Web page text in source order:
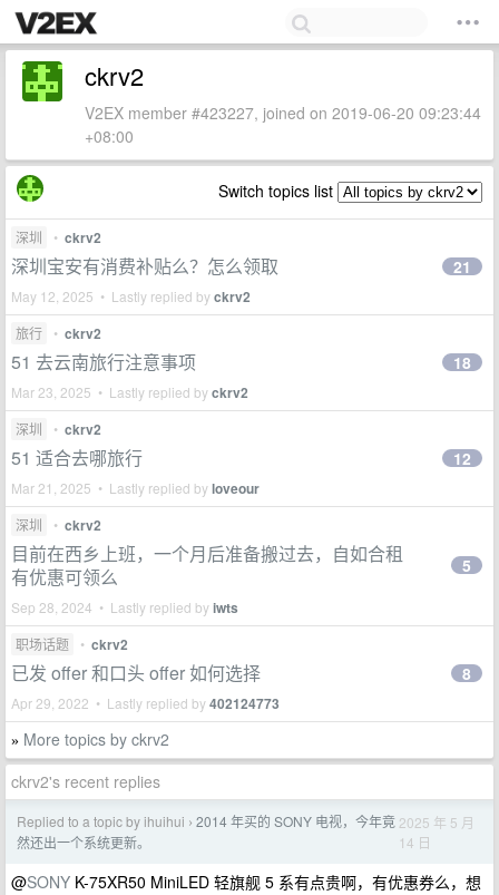
ckrv2
V2EX member #423227, joined on 2019-06-20 09:23:44
+08:00
Switch topics list
深圳 • ckrv2
深圳宝安有消费补贴么？怎么领取
May 12, 2025 • Lastly replied byckrv2
21
旅行 • ckrv2
51 去云南旅行注意事项
Mar 23, 2025 • Lastly replied byckrv2
18
深圳 • ckrv2
51 适合去哪旅行
Mar 21, 2025 • Lastly replied byloveour
12
深圳 • ckrv2
目前在西乡上班，一个月后准备搬过去，自如合租
有优惠可领么
Sep 28, 2024 • Lastly replied byiwts
5
职场话题 • ckrv2
已发 offer 和口头 offer 如何选择
Apr 29, 2022 • Lastly replied by402124773
8
» More topics by ckrv2
ckrv2's recent replies
Replied to a topic by ihuihui › 2014 年买的 SONY 电视，今年竟
然还出一个系统更新。
2025 年 5 月
14 日
@SONY K-75XR50 MiniLED 轻旗舰 5 系有点贵啊，有优惠券么，想